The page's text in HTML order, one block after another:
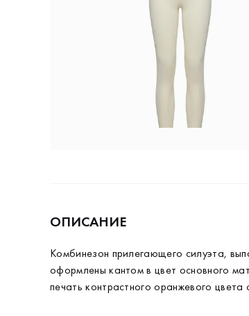
ОПИСАНИЕ
Комбинезон прилегающего силуэта,
оформлены кантом в цвет основного
печать контрастного оранжевого